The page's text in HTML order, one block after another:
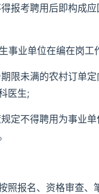
报考聘用后即构成
事业单位在编在岗工
限未满的农村订单
医生;
定不得聘用为事业
照报名、资格审查、